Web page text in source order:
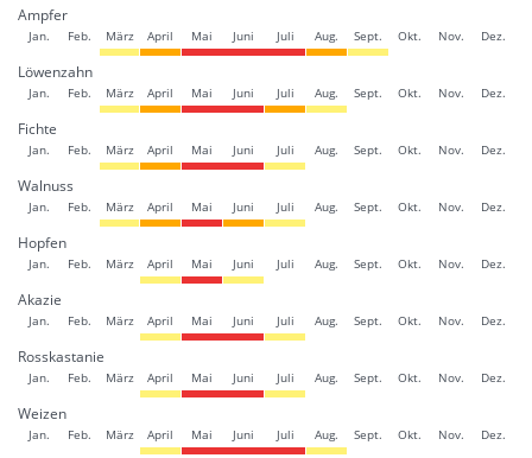
Ampfer
Jan. Feb. März April Mai Juni Juli Aug. Sept. Okt. Nov. Dez.
Löwenzahn
Jan. Feb. März April Mai Juni Juli Aug. Sept. Okt. Nov. Dez.
Fichte
Jan. Feb. März April Mai Juni Juli Aug. Sept. Okt. Nov. Dez.
Walnuss
Jan. Feb. März April Mai Juni Juli Aug. Sept. Okt. Nov. Dez.
Hopfen
Jan. Feb. März April Mai Juni Juli Aug. Sept. Okt. Nov. Dez.
Akazie
Jan. Feb. März April Mai Juni Juli Aug. Sept. Okt. Nov. Dez.
Rosskastanie
Jan. Feb. März April Mai Juni Juli Aug. Sept. Okt. Nov. Dez.
Weizen
Jan. Feb. März April Mai Juni Juli Aug. Sept. Okt. Nov. Dez.